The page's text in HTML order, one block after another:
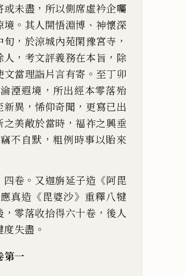
或未盡 ， 所以側席虛衿企囑
境 。 其人開悟淵博 、 神懷深
旬 ， 於涼城內苑閑豫宮寺 ，
人 ， 考文評義務在本旨 ， 除
文當理詣片言有寄 。 至丁卯
淪湮遐境 ， 所出經本零落殆
新異 ， 悕仰奇聞 ， 更寫已出
之美敞於當時 ，福祚之興垂
不自默 ， 粗例時事以貽來
四卷 。 又迦旃延子造 《阿毘
真造 《 毘婆沙》 重釋八犍
，零落收拾得六十卷 ， 後人
度失盡 。
第一